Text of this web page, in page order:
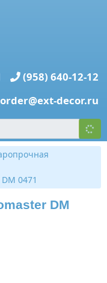
(958) 640-12-12
order@ext-decor.ru
0471
DM